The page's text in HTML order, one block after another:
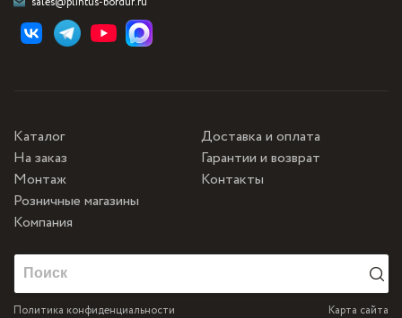
Каталог
На заказ
Монтаж
Розничные магазины
Компания
Доставка и оплата
Гарантии и возврат
Контакты
Карта сайта
Политика конфиденциальности